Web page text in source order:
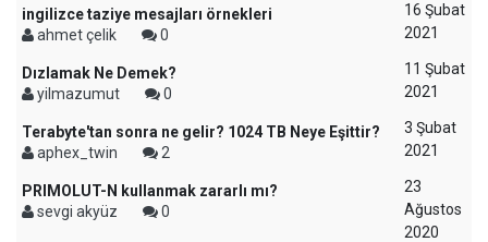
ingilizce taziye mesajları örnekleri
ahmet çelik
0
16 Şubat
2021
Dızlamak Ne Demek?
yilmazumut
0
11 Şubat
2021
Terabyte'tan sonra ne gelir? 1024 TB Neye Eşittir?
aphex_twin
2
3 Şubat
2021
PRIMOLUT-N kullanmak zararlı mı?
sevgi akyüz
0
23
Ağustos
2020